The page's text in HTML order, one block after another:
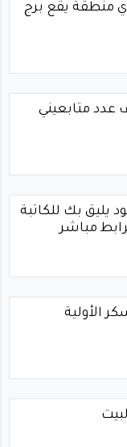
منطقة يقع برج
عدد متابعيني
يليق بك للكاتبة
الأولية